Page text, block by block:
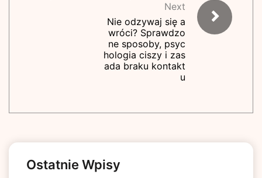
Next
Nie odzywaj się a
wróci? Sprawdzo
ne sposoby, psyc
hologia ciszy i zas
ada braku kontakt
u
Ostatnie Wpisy